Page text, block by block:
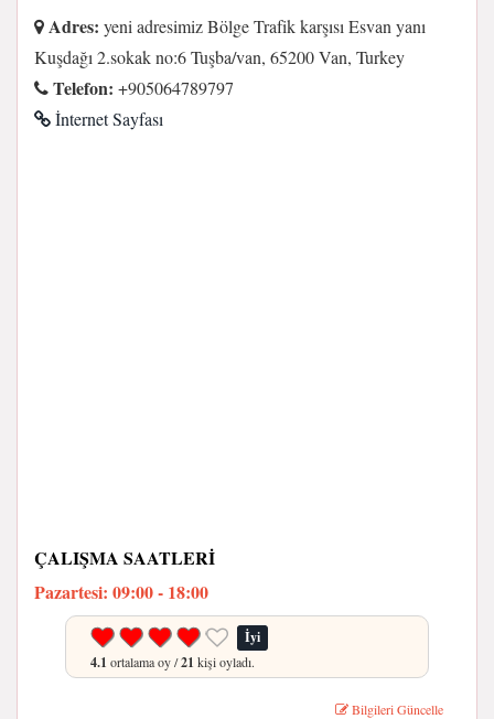
Adres: yeni adresimiz Bölge Trafik karşısı Esvan yanı
Kuşdağı 2.sokak no:6 Tuşba/van, 65200 Van, Turkey
Telefon: +905064789797
İnternet Sayfası
ÇALIŞMA SAATLERI
Pazartesi: 09:00 - 18:00
İyi
4.1 ortalama oy /21 kişi oyladı.
Bilgileri Güncelle